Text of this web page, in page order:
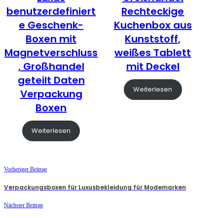
benutzerdefiniert
e Geschenk-
Boxen mit
Magnetverschluss
, Großhandel
geteilt Daten
Verpackung
Boxen
Weiterlesen
Rechteckige
Kuchenbox aus
Kunststoff,
weißes Tablett
mit Deckel
Weiterlesen
Vorheriger Beitrag
Verpackungsboxen für Luxusbekleidung für Modemarken
Nächster Beitrag